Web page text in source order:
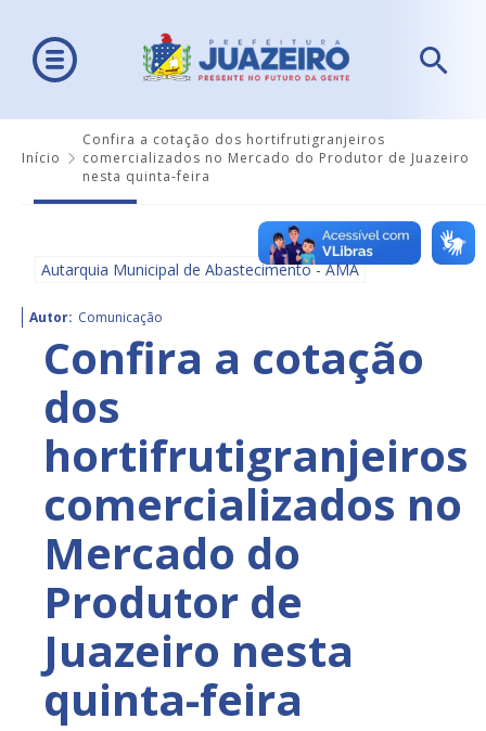
Início
Confira a cotação dos hortifrutigranjeiros
comercializados no Mercado do Produtor de Juazeiro
nesta quinta-feira
Autarquia Municipal de Abastecimento - AMA
Autor: Comunicação
Confira a cotação
dos
hortifrutigranjeiros
comercializados no
Mercado do
Produtor de
Juazeiro nesta
quinta-feira